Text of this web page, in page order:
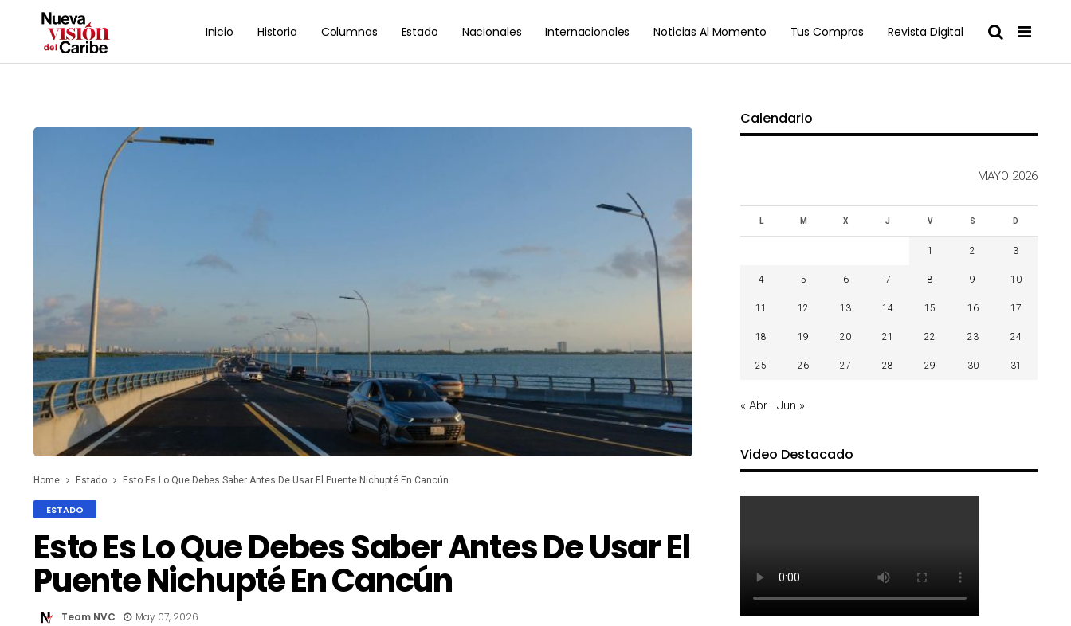
Inicio Historia Columnas Estado Nacionales Internacionales Noticias Al Momento Tus Compras Revista Digital
Home Estado Esto Es Lo Que Debes Saber Antes De Usar El Puente Nichupté En Cancún
ESTADO
Esto Es Lo Que Debes Saber Antes De Usar El
Puente Nichupté En Cancún
Team NVC May 07, 2026
Calendario
MAYO 2026
L M X J V S D
1 2 3
4 5 6 7 8 9 10
11 12 13 14 15 16 17
18 19 20 21 22 23 24
25 26 27 28 29 30 31
« Abr Jun »
Video Destacado